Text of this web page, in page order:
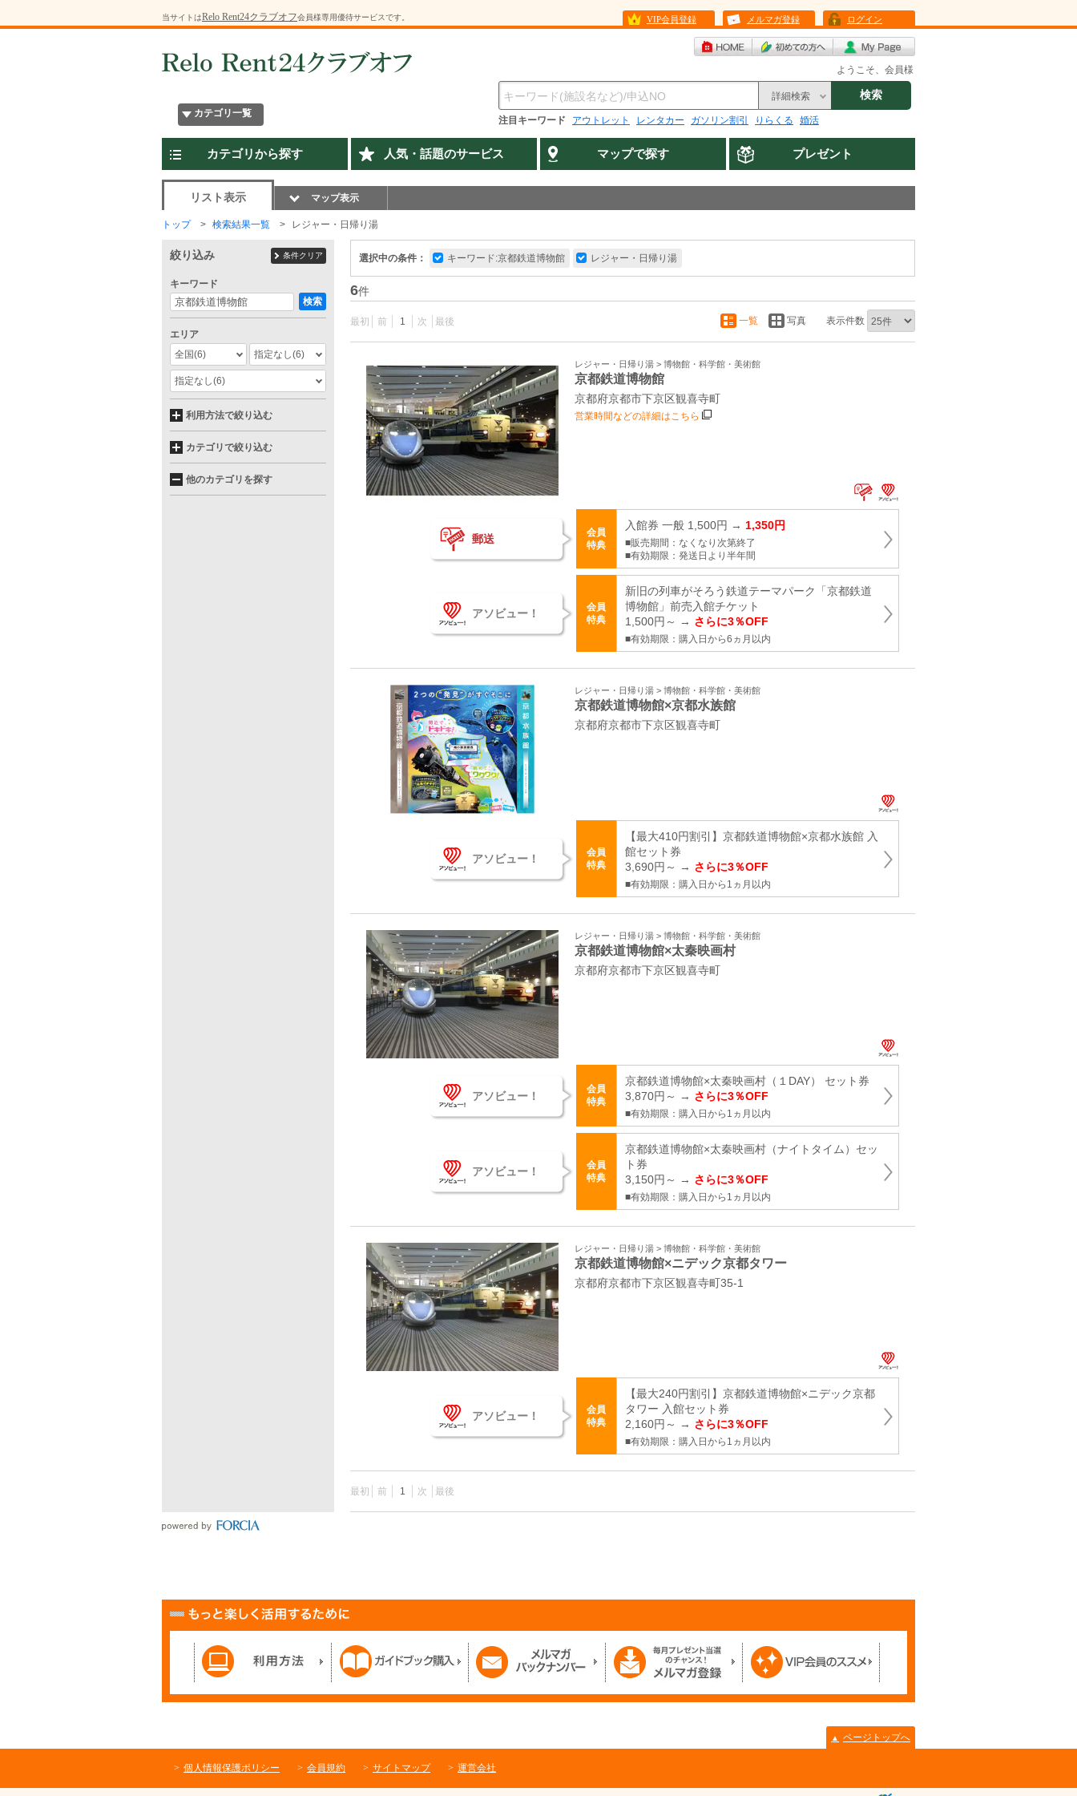
当サイトはRelo Rent24クラブオフ会員様専用優待サービスです。 VIP会員登録 メルマガ登録 ログイン
ようこそ、会員様
カテゴリ一覧
詳細検索 検索
注目キーワード アウトレット レンタカー ガソリン割引 りらくる 婚活
カテゴリから探す 人気・話題のサービス マップで探す プレゼント
リスト表示 マップ表示
トップ 検索結果一覧 レジャー・日帰り湯
選択中の条件： キーワード:京都鉄道博物館 レジャー・日帰り湯
6件
最初 前 1 次 最後 一覧 写真 表示件数
レジャー・日帰り湯 > 博物館・科学館・美術館
京都鉄道博物館
京都府京都市下京区観喜寺町
営業時間などの詳細はこちら
郵送
会員
特典
入館券 一般 1,500円 → 1,350円
■販売期間：なくなり次第終了
■有効期限：発送日より半年間
アソビュー！
会員
特典
新旧の列車がそろう鉄道テーマパーク「京都鉄道
博物館」前売入館チケット
1,500円～ → さらに3％OFF
■有効期限：購入日から6ヵ月以内
レジャー・日帰り湯 > 博物館・科学館・美術館
京都鉄道博物館×京都水族館
京都府京都市下京区観喜寺町
アソビュー！
会員
特典
【最大410円割引】京都鉄道博物館×京都水族館 入
館セット券
3,690円～ → さらに3％OFF
■有効期限：購入日から1ヵ月以内
レジャー・日帰り湯 > 博物館・科学館・美術館
京都鉄道博物館×太秦映画村
京都府京都市下京区観喜寺町
アソビュー！
会員
特典
京都鉄道博物館×太秦映画村（１DAY） セット券
3,870円～ → さらに3％OFF
■有効期限：購入日から1ヵ月以内
アソビュー！
会員
特典
京都鉄道博物館×太秦映画村（ナイトタイム）セッ
ト券
3,150円～ → さらに3％OFF
■有効期限：購入日から1ヵ月以内
レジャー・日帰り湯 > 博物館・科学館・美術館
京都鉄道博物館×ニデック京都タワー
京都府京都市下京区観喜寺町35-1
アソビュー！
会員
特典
【最大240円割引】京都鉄道博物館×ニデック京都
タワー 入館セット券
2,160円～ → さらに3％OFF
■有効期限：購入日から1ヵ月以内
最初 前 1 次 最後
絞り込み 条件クリア
キーワード
検索
エリア
全国(6) 指定なし(6)
指定なし(6)
利用方法で絞り込む
カテゴリで絞り込む
他のカテゴリを探す
▲ ページトップへ
個人情報保護ポリシー 会員規約 サイトマップ 運営会社